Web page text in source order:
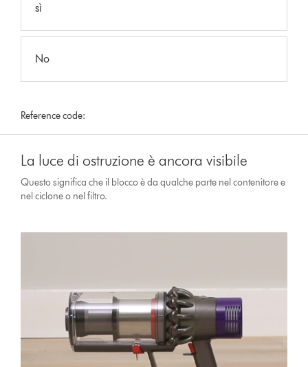
sì
No
Reference code:
La luce di ostruzione è ancora visibile
Questo significa che il blocco è da qualche parte nel contenitore e
nel ciclone o nel filtro.